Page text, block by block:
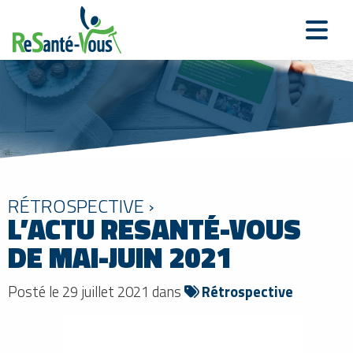
RÉTROSPECTIVE ›
L’ACTU RESANTÉ-VOUS
DE MAI-JUIN 2021
Posté le 29 juillet 2021 dans Rétrospective